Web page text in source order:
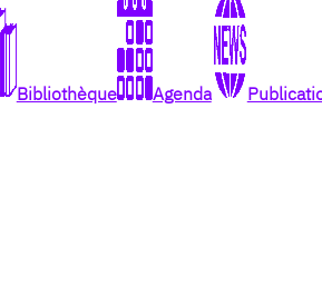
Bibliothèque Agenda